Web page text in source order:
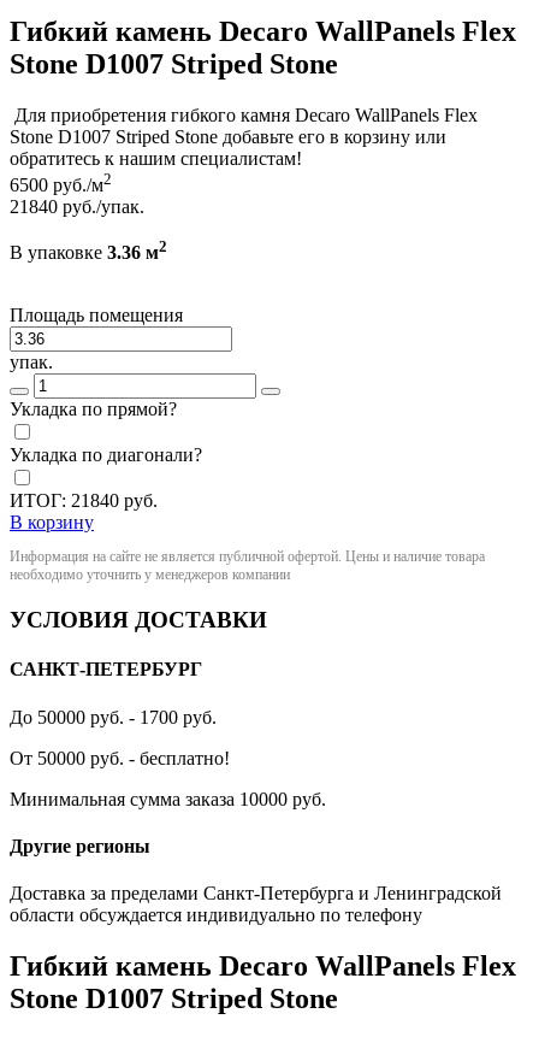
Гибкий камень Decaro WallPanels Flex
Stone D1007 Striped Stone
Для приобретения гибкого камня Decaro WallPanels Flex
Stone D1007 Striped Stone добавьте его в корзину или
обратитесь к нашим специалистам!
6500 руб./м2
21840 руб./упак.
В упаковке 3.36 м2
Площадь помещения
упак.
Укладка по прямой?
Укладка по диагонали?
ИТОГ: 21840 руб.
В корзину
Информация на сайте не является публичной офертой. Цены и наличие товара
необходимо уточнить у менеджеров компании
УСЛОВИЯ ДОСТАВКИ
САНКТ-ПЕТЕРБУРГ
До 50000 руб. - 1700 руб.
От 50000 руб. - бесплатно!
Минимальная сумма заказа 10000 руб.
Другие регионы
Доставка за пределами Санкт-Петербурга и Ленинградской
области обсуждается индивидуально по телефону
Гибкий камень Decaro WallPanels Flex
Stone D1007 Striped Stone